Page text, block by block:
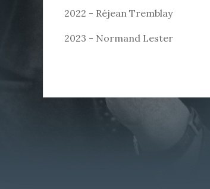
2022 - Réjean Tremblay
2023 - Normand Lester